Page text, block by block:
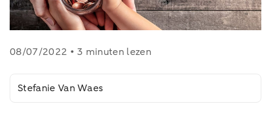
08/07/2022 • 3 minuten lezen
Stefanie Van Waes